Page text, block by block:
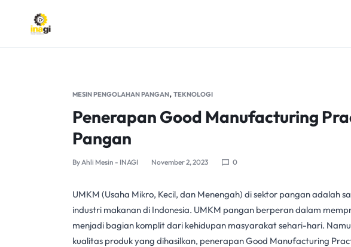
NEGERIMESIN PENGOLAHAN PANGAN, TEKNOLOGI
Penerapan Good Manufacturing
Pangan
ByAhli Mesin - INAGI November 2, 2023 0
UMKM (Usaha Mikro, Kecil, dan Menengah) di sektor pangan adalah
industri makanan di Indonesia. UMKM pangan berperan dalam
menjadi bagian komplit dari kehidupan masyarakat sehari-hari.
kualitas produk yang dihasilkan, penerapan Good Manufacturing